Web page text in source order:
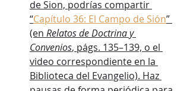
de Sion, podrías compartir
“Capítulo 36: El Campo de Sión”
(en Relatos de Doctrina y
Convenios, págs. 135–139, o el
video correspondiente en la
Biblioteca del Evangelio). Haz